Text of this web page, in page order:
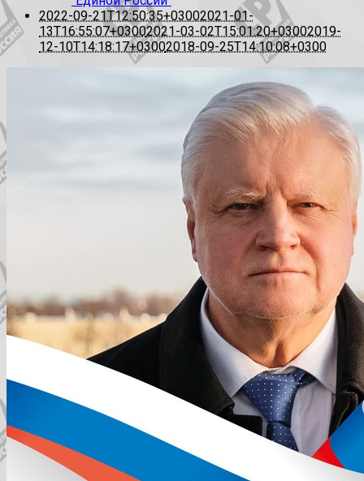
2022-09-21T12:50:35+03002021-01-
13T16:55:07+03002021-03-02T15:01:20+03002019-
12-10T14:18:17+03002018-09-25T14:10:08+0300